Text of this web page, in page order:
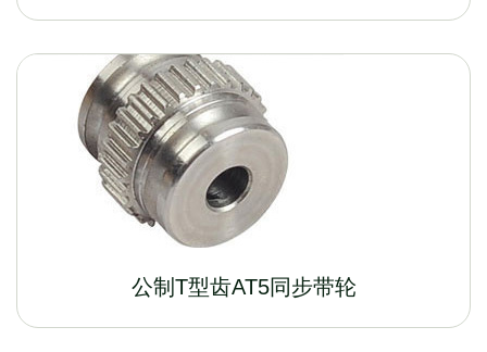
公制T型齿AT5同步带轮